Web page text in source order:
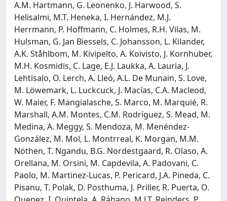
A.M. Hartmann, G. Leonenko, J. Harwood, S.
Helisalmi, M.T. Heneka, I. Hernández, M.J.
Herrmann, P. Hoffmann, C. Holmes, R.H. Vilas, M.
Hulsman, G. Jan Biessels, C. Johansson, L. Kilander,
A.K. Ståhlbom, M. Kivipelto, A. Koivisto, J. Kornhuber,
M.H. Kosmidis, C. Lage, E.J. Laukka, A. Lauria, J.
Lehtisalo, O. Lerch, A. Lleó, A.L. De Munain, S. Love,
M. Löwemark, L. Luckcuck, J. Macías, C.A. Macleod,
W. Maier, F. Mangialasche, S. Marco, M. Marquié, R.
Marshall, A.M. Montes, C.M. Rodríguez, S. Mead, M.
Medina, A. Meggy, S. Mendoza, M. Menéndez-
González, M. Mol, L. Montrreal, K. Morgan, M.M.
Nöthen, T. Ngandu, B.G. Nordestgaard, R. Olaso, A.
Orellana, M. Orsini, M. Capdevila, A. Padovani, C.
Paolo, M. Martinez-Lucas, P. Pericard, J.A. Pineda, C.
Pisanu, T. Polak, D. Posthuma, J. Priller, R. Puerta, O.